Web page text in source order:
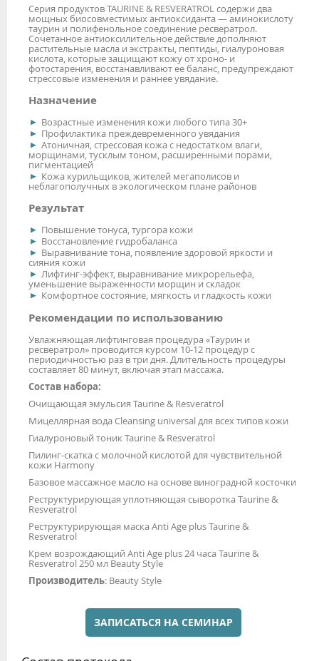
Серия продуктов TAURINE & RESVERATROL содержи два
мощных биосовместимых антиоксиданта — аминокислоту
таурин и полифенольное соединение ресвератрол.
Сочетанное антиоксилительное действие дополняют
растительные масла и экстракты, пептиды, гиалуроновая
кислота, которые защищают кожу от хроно- и
фотостарения, восстанавливают ее баланс, предупреждают
стрессовые изменения и раннее увядание.
Назначение
Возрастные изменения кожи любого типа 30+
Профилактика преждевременного увядания
Атоничная, стрессовая кожа с недостатком влаги,
морщинами, тусклым тоном, расширенными порами,
пигментацией
Кожа курильщиков, жителей мегаполисов и
неблагополучных в экологическом плане районов
Результат
Повышение тонуса, тургора кожи
Восстановление гидробаланса
Выравнивание тона, появление здоровой яркости и
сияния кожи
Лифтинг-эффект, выравнивание микрорельефа,
уменьшение выраженности морщин и складок
Комфортное состояние, мягкость и гладкость кожи
Рекомендации по использованию
Увлажняющая лифтинговая процедура «Таурин и
ресвератрол» проводится курсом 10-12 процедур с
периодичностью раз в три дня. Длительность процедуры
составляет 80 минут, включая этап массажа.
Состав набора:
Очищающая эмульсия Taurine & Resveratrol
Мицеллярная вода Cleansing universal для всех типов кожи
Гиалуроновый тоник Taurine & Resveratrol
Пилинг-скатка с молочной кислотой для чувствительной
кожи Harmony
Базовое массажное масло на основе виноградной косточки
Реструктурирующая уплотняющая сыворотка Taurine &
Resveratrol
Реструктурирующая маска Anti Age plus Taurine &
Resveratrol
Крем возрождающий Anti Age plus 24 часа Taurine &
Resveratrol 250 мл Beauty Style
Производитель: Beauty Style
ЗАПИСАТЬСЯ НА СЕМИНАР